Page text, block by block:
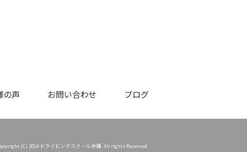
の声 お問い合わせ ブログ
(C) 2019 ドライビングスクール沖縄. All rights Reserved.